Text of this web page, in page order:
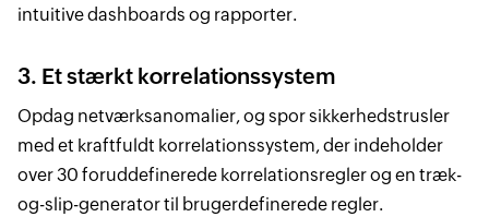
intuitive dashboards og rapporter.
3. Et stærkt korrelationssystem
Opdag netværksanomalier, og spor sikkerhedstrusler
med et kraftfuldt korrelationssystem, der indeholder
over 30 foruddefinerede korrelationsregler og en træk-
og-slip-generator til brugerdefinerede regler.